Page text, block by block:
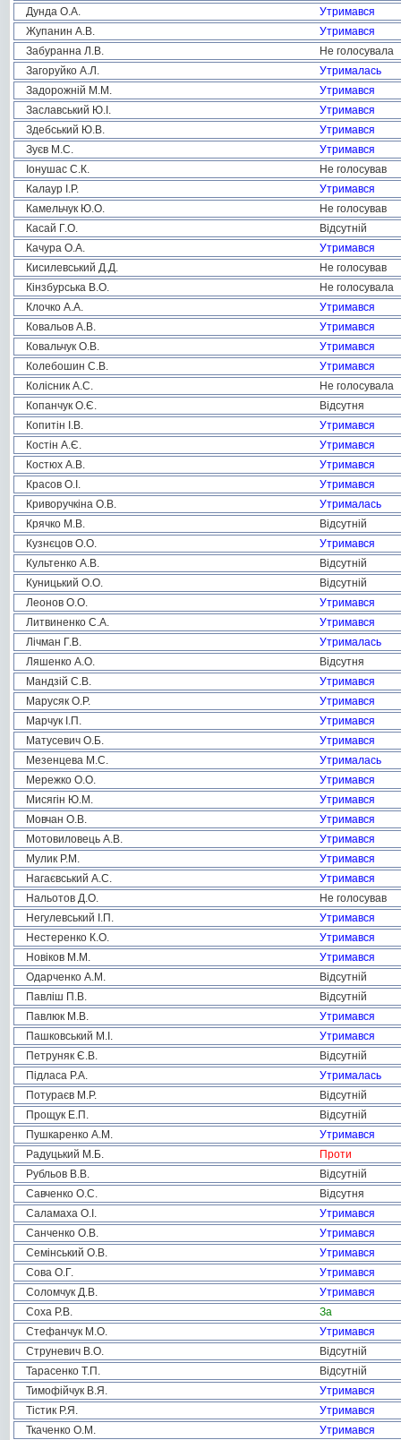
Дунда О.А.
Утримався
Жупанин А.В.
Утримався
Забуранна Л.В.
Не голосувала
Загоруйко А.Л.
Утрималась
Задорожній М.М.
Утримався
Заславський Ю.І.
Утримався
Здебський Ю.В.
Утримався
Зуєв М.С.
Утримався
Іонушас С.К.
Не голосував
Калаур І.Р.
Утримався
Камельчук Ю.О.
Не голосував
Касай Г.О.
Відсутній
Качура О.А.
Утримався
Кисилевський Д.Д.
Не голосував
Кінзбурська В.О.
Не голосувала
Клочко А.А.
Утримався
Ковальов А.В.
Утримався
Ковальчук О.В.
Утримався
Колебошин С.В.
Утримався
Колісник А.С.
Не голосувала
Копанчук О.Є.
Відсутня
Копитін І.В.
Утримався
Костін А.Є.
Утримався
Костюх А.В.
Утримався
Красов О.І.
Утримався
Криворучкіна О.В.
Утрималась
Крячко М.В.
Відсутній
Кузнєцов О.О.
Утримався
Культенко А.В.
Відсутній
Куницький О.О.
Відсутній
Леонов О.О.
Утримався
Литвиненко С.А.
Утримався
Лічман Г.В.
Утрималась
Ляшенко А.О.
Відсутня
Мандзій С.В.
Утримався
Марусяк О.Р.
Утримався
Марчук І.П.
Утримався
Матусевич О.Б.
Утримався
Мезенцева М.С.
Утрималась
Мережко О.О.
Утримався
Мисягін Ю.М.
Утримався
Мовчан О.В.
Утримався
Мотовиловець А.В.
Утримався
Мулик Р.М.
Утримався
Нагаєвський А.С.
Утримався
Нальотов Д.О.
Не голосував
Негулевський І.П.
Утримався
Нестеренко К.О.
Утримався
Новіков М.М.
Утримався
Одарченко А.М.
Відсутній
Павліш П.В.
Відсутній
Павлюк М.В.
Утримався
Пашковський М.І.
Утримався
Петруняк Є.В.
Відсутній
Підласа Р.А.
Утрималась
Потураєв М.Р.
Відсутній
Прощук Е.П.
Відсутній
Пушкаренко А.М.
Утримався
Радуцький М.Б.
Проти
Рубльов В.В.
Відсутній
Савченко О.С.
Відсутня
Саламаха О.І.
Утримався
Санченко О.В.
Утримався
Семінський О.В.
Утримався
Сова О.Г.
Утримався
Соломчук Д.В.
Утримався
Соха Р.В.
За
Стефанчук М.О.
Утримався
Струневич В.О.
Відсутній
Тарасенко Т.П.
Відсутній
Тимофійчук В.Я.
Утримався
Тістик Р.Я.
Утримався
Ткаченко О.М.
Утримався